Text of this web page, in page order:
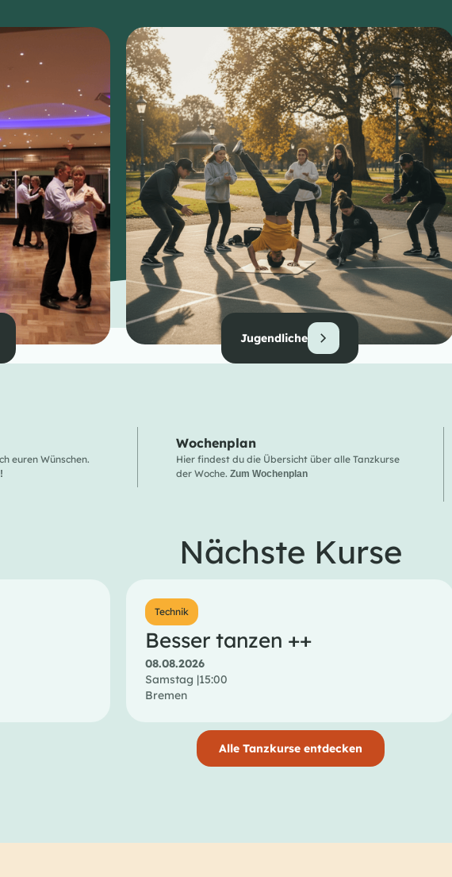
Jugendliche
euren Wünschen.
Wochenplan
Hier findest du die Übersicht über alle Tanzkurse
der Woche. Zum Wochenplan
Nächste Kurse
Technik
Besser tanzen ++
08.08.2026
Samstag |15:00
Bremen
Alle Tanzkurse entdecken